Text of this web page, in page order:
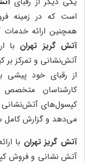
است که در زمینه
همچنین ارائه
آتش گریز تهران با
آتش‌نشانی و تمرکز بر
از رقبای خود پیشی
کارشناسان متخصص
کپسول‌های آتش‌نشانی
می‌دهد و گزارش کامل
آتش گریز تهران با
آتش نشانی و فروش